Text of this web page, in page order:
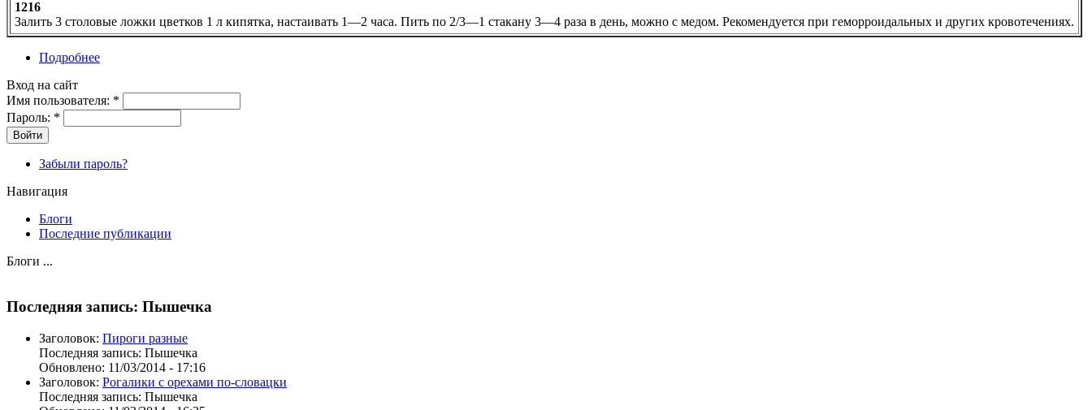
1216
Залить 3 столовые ложки цветков 1 л кипятка, настаивать 1—2 часа. Пить по 2/3—1 стакану 3—4 раза в день, можно с медом. Рекомендуется при геморроидальных и других кровотечениях.
Подробнее
Вход на сайт
Имя пользователя: *
Пароль: *
Забыли пароль?
Навигация
Блоги
Последние публикации
Блоги ...
Последняя запись: Пышечка
Заголовок: Пироги разные
Последняя запись: Пышечка
Обновлено: 11/03/2014 - 17:16
Заголовок: Рогалики с орехами по-словацки
Последняя запись: Пышечка